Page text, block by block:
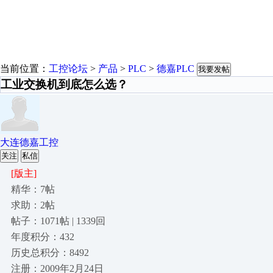
当前位置： 工控论坛 > 产品 > PLC > 德嘉PLC 我要发帖
工业交换机到底怎么选？
大连德嘉工控
关注 私信
[版主]
精华：7帖
求助：2帖
帖子：1071帖 | 1339回
年度积分：432
历史总积分：8492
注册：2009年2月24日